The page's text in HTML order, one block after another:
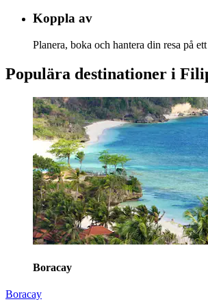
Koppla av
Planera, boka och hantera din resa på
Populära destinationer i
Boracay
Boracay